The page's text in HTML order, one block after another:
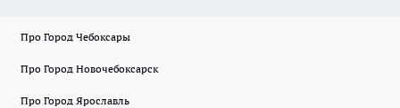
Про Город Чебоксары
Про Город Новочебоксарск
Про Город Ярославль